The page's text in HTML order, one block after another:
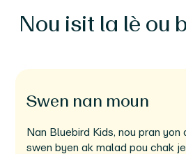
Nou isit la lè ou
Swen nan moun
Nan Bluebird Kids, nou pran
swen byen ak malad pou chak